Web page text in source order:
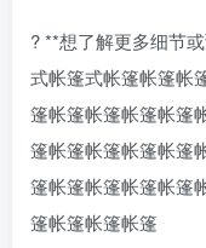
? **想了解更多细节
式帐篷式帐篷帐篷帐
篷帐篷帐篷帐篷帐篷
篷帐篷帐篷帐篷帐篷
篷帐篷帐篷帐篷帐篷
篷帐篷帐篷帐篷